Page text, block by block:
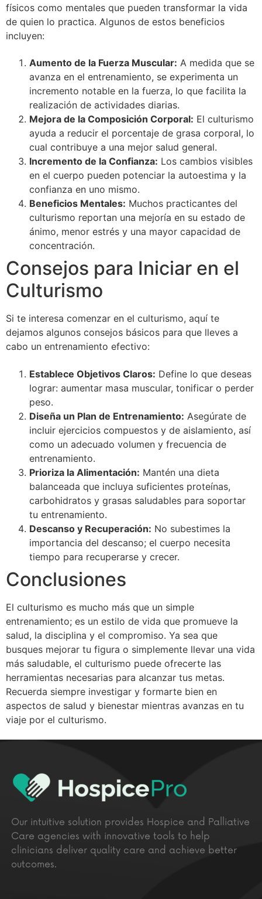
físicos como mentales que pueden transformar la vida
de quien lo practica. Algunos de estos beneficios
incluyen:
Aumento de la Fuerza Muscular: A medida que se
avanza en el entrenamiento, se experimenta un
incremento notable en la fuerza, lo que facilita la
realización de actividades diarias.
Mejora de la Composición Corporal: El culturismo
ayuda a reducir el porcentaje de grasa corporal, lo
cual contribuye a una mejor salud general.
Incremento de la Confianza: Los cambios visibles
en el cuerpo pueden potenciar la autoestima y la
confianza en uno mismo.
Beneficios Mentales: Muchos practicantes del
culturismo reportan una mejoría en su estado de
ánimo, menor estrés y una mayor capacidad de
concentración.
Consejos para Iniciar en el
Culturismo
Si te interesa comenzar en el culturismo, aquí te
dejamos algunos consejos básicos para que lleves a
cabo un entrenamiento efectivo:
Establece Objetivos Claros: Define lo que deseas
lograr: aumentar masa muscular, tonificar o perder
peso.
Diseña un Plan de Entrenamiento: Asegúrate de
incluir ejercicios compuestos y de aislamiento, así
como un adecuado volumen y frecuencia de
entrenamiento.
Prioriza la Alimentación: Mantén una dieta
balanceada que incluya suficientes proteínas,
carbohidratos y grasas saludables para soportar
tu entrenamiento.
Descanso y Recuperación: No subestimes la
importancia del descanso; el cuerpo necesita
tiempo para recuperarse y crecer.
Conclusiones
El culturismo es mucho más que un simple
entrenamiento; es un estilo de vida que promueve la
salud, la disciplina y el compromiso. Ya sea que
busques mejorar tu figura o simplemente llevar una vida
más saludable, el culturismo puede ofrecerte las
herramientas necesarias para alcanzar tus metas.
Recuerda siempre investigar y formarte bien en
aspectos de salud y bienestar mientras avanzas en tu
viaje por el culturismo.
Our intuitive solution provides Hospice and Palliative
Care agencies with innovative tools to help
clinicians deliver quality care and achieve better
outcomes.